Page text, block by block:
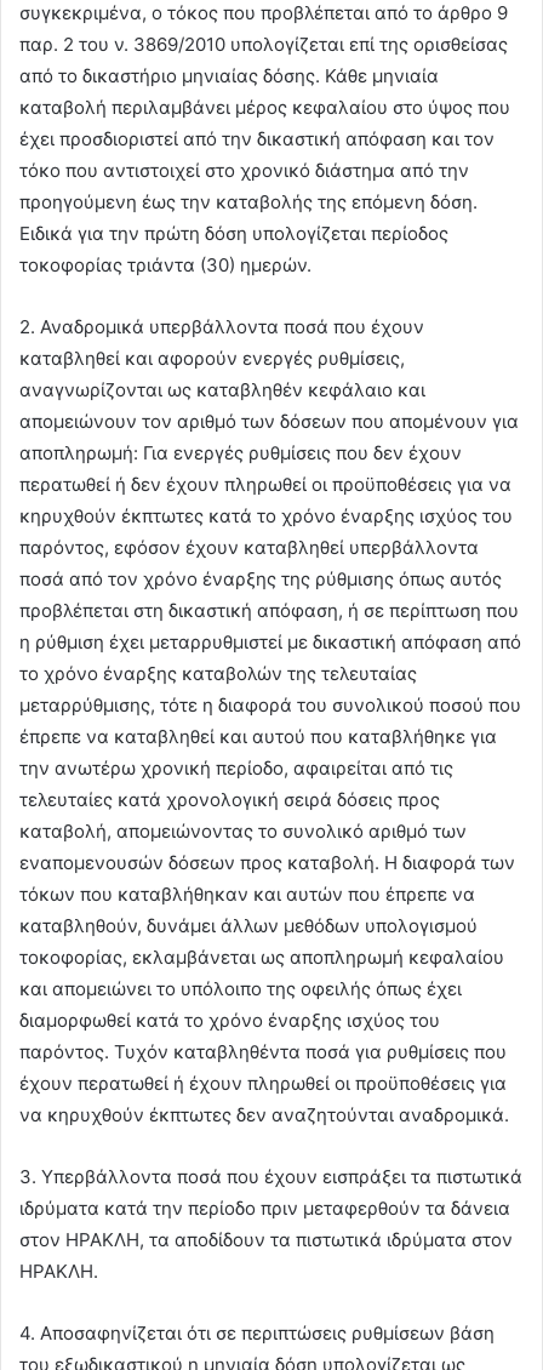
συγκεκριμένα, ο τόκος που προβλέπεται από το άρθρο 9
παρ. 2 του ν. 3869/2010 υπολογίζεται επί της ορισθείσας
από το δικαστήριο μηνιαίας δόσης. Κάθε μηνιαία
καταβολή περιλαμβάνει μέρος κεφαλαίου στο ύψος που
έχει προσδιοριστεί από την δικαστική απόφαση και τον
τόκο που αντιστοιχεί στο χρονικό διάστημα από την
προηγούμενη έως την καταβολής της επόμενη δόση.
Ειδικά για την πρώτη δόση υπολογίζεται περίοδος
τοκοφορίας τριάντα (30) ημερών.
2. Αναδρομικά υπερβάλλοντα ποσά που έχουν
καταβληθεί και αφορούν ενεργές ρυθμίσεις,
αναγνωρίζονται ως καταβληθέν κεφάλαιο και
απομειώνουν τον αριθμό των δόσεων που απομένουν για
αποπληρωμή: Για ενεργές ρυθμίσεις που δεν έχουν
περατωθεί ή δεν έχουν πληρωθεί οι προϋποθέσεις για να
κηρυχθούν έκπτωτες κατά το χρόνο έναρξης ισχύος του
παρόντος, εφόσον έχουν καταβληθεί υπερβάλλοντα
ποσά από τον χρόνο έναρξης της ρύθμισης όπως αυτός
προβλέπεται στη δικαστική απόφαση, ή σε περίπτωση που
η ρύθμιση έχει μεταρρυθμιστεί με δικαστική απόφαση από
το χρόνο έναρξης καταβολών της τελευταίας
μεταρρύθμισης, τότε η διαφορά του συνολικού ποσού που
έπρεπε να καταβληθεί και αυτού που καταβλήθηκε για
την ανωτέρω χρονική περίοδο, αφαιρείται από τις
τελευταίες κατά χρονολογική σειρά δόσεις προς
καταβολή, απομειώνοντας το συνολικό αριθμό των
εναπομενουσών δόσεων προς καταβολή. Η διαφορά των
τόκων που καταβλήθηκαν και αυτών που έπρεπε να
καταβληθούν, δυνάμει άλλων μεθόδων υπολογισμού
τοκοφορίας, εκλαμβάνεται ως αποπληρωμή κεφαλαίου
και απομειώνει το υπόλοιπο της οφειλής όπως έχει
διαμορφωθεί κατά το χρόνο έναρξης ισχύος του
παρόντος. Τυχόν καταβληθέντα ποσά για ρυθμίσεις που
έχουν περατωθεί ή έχουν πληρωθεί οι προϋποθέσεις για
να κηρυχθούν έκπτωτες δεν αναζητούνται αναδρομικά.
3. Υπερβάλλοντα ποσά που έχουν εισπράξει τα πιστωτικά
ιδρύματα κατά την περίοδο πριν μεταφερθούν τα δάνεια
στον ΗΡΑΚΛΗ, τα αποδίδουν τα πιστωτικά ιδρύματα στον
ΗΡΑΚΛΗ.
4. Αποσαφηνίζεται ότι σε περιπτώσεις ρυθμίσεων βάση
του εξωδικαστικού η μηνιαία δόση υπολογίζεται ως